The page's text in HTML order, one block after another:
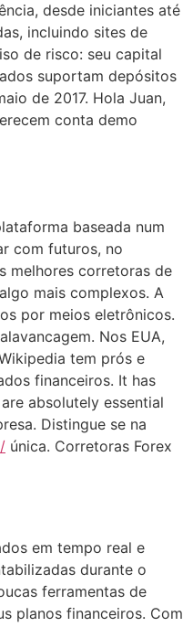
desde iniciantes até
incluindo sites de
de risco: seu capital
suportam depósitos
de 2017. Hola Juan,
conta demo
baseada num
com futuros, no
melhores corretoras de
mais complexos. A
por meios eletrônicos.
Nos EUA,
tem prós e
financeiros. It has
absolutely essential
Distingue se na
única. Corretoras Forex
em tempo real e
durante o
ferramentas de
planos financeiros. Com